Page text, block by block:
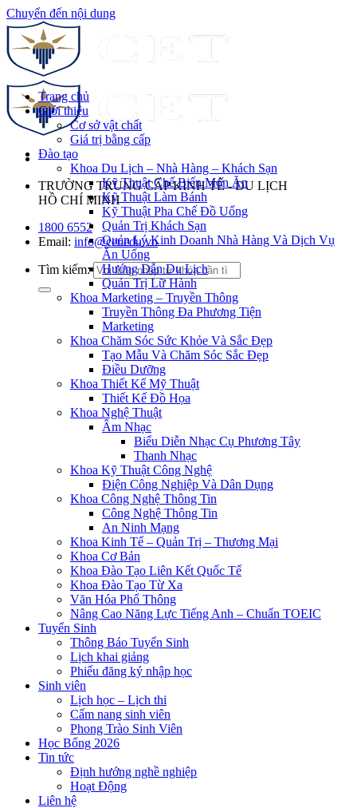
Chuyển đến nội dung
TRƯỜNG TRUNG CẤP KINH TẾ - DU LỊCH
HỒ CHÍ MINH
1800 6552
Email: info@cet.edu.vn
Tìm kiếm:
Trang chủ
Giới thiệu
Cơ sở vật chất
Giá trị bằng cấp
Đào tạo
Khoa Du Lịch – Nhà Hàng – Khách Sạn
Kỹ Thuật Chế Biến Món Ăn
Kỹ Thuật Làm Bánh
Kỹ Thuật Pha Chế Đồ Uống
Quản Trị Khách Sạn
Quản Lý Kinh Doanh Nhà Hàng Và Dịch Vụ
Ăn Uống
Hướng Dẫn Du Lịch
Quản Trị Lữ Hành
Khoa Marketing – Truyền Thông
Truyền Thông Đa Phương Tiện
Marketing
Khoa Chăm Sóc Sức Khỏe Và Sắc Đẹp
Tạo Mẫu Và Chăm Sóc Sắc Đẹp
Điều Dưỡng
Khoa Thiết Kế Mỹ Thuật
Thiết Kế Đồ Họa
Khoa Nghệ Thuật
Âm Nhạc
Biểu Diễn Nhạc Cụ Phương Tây
Thanh Nhạc
Khoa Kỹ Thuật Công Nghệ
Điện Công Nghiệp Và Dân Dụng
Khoa Công Nghệ Thông Tin
Công Nghệ Thông Tin
An Ninh Mạng
Khoa Kinh Tế – Quản Trị – Thương Mại
Khoa Cơ Bản
Khoa Đào Tạo Liên Kết Quốc Tế
Khoa Đào Tạo Từ Xa
Văn Hóa Phổ Thông
Nâng Cao Năng Lực Tiếng Anh – Chuẩn TOEIC
Tuyển Sinh
Thông Báo Tuyển Sinh
Lịch khai giảng
Phiếu đăng ký nhập học
Sinh viên
Lịch học – Lịch thi
Cẩm nang sinh viên
Phong Trào Sinh Viên
Học Bổng 2026
Tin tức
Định hướng nghề nghiệp
Hoạt Động
Liên hệ